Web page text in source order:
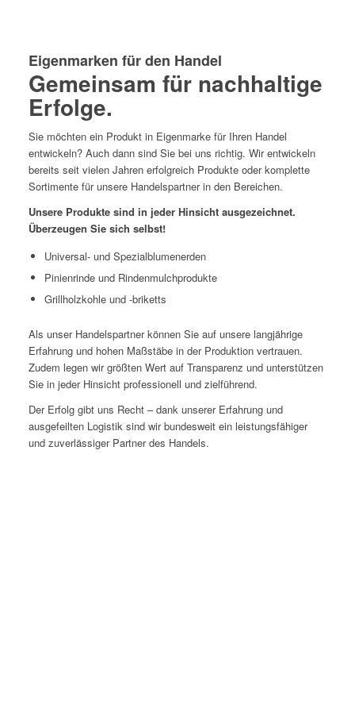
Eigenmarken für den Handel
Gemeinsam für nachhaltige
Erfolge.
Sie möchten ein Produkt in Eigenmarke für Ihren Handel
entwickeln? Auch dann sind Sie bei uns richtig. Wir entwickeln
bereits seit vielen Jahren erfolgreich Produkte oder komplette
Sortimente für unsere Handelspartner in den Bereichen.
Unsere Produkte sind in jeder Hinsicht ausgezeichnet.
Überzeugen Sie sich selbst!
Universal- und Spezialblumenerden
Pinienrinde und Rindenmulchprodukte
Grillholzkohle und -briketts
Als unser Handelspartner können Sie auf unsere langjährige
Erfahrung und hohen Maßstäbe in der Produktion vertrauen.
Zudem legen wir größten Wert auf Transparenz und unterstützen
Sie in jeder Hinsicht professionell und zielführend.
Der Erfolg gibt uns Recht – dank unserer Erfahrung und
ausgefeilten Logistik sind wir bundesweit ein leistungsfähiger
und zuverlässiger Partner des Handels.